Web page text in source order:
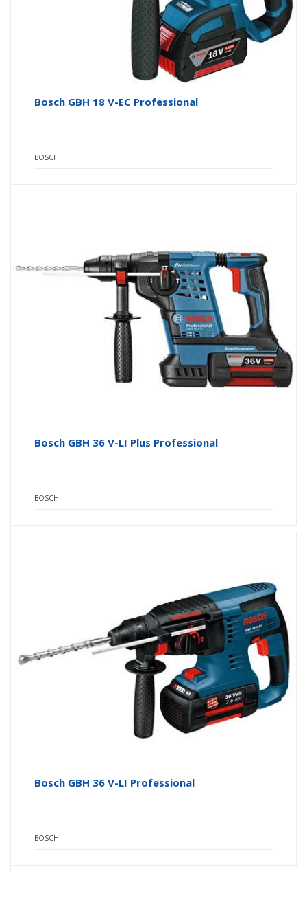
Bosch GBH 18 V-EC Professional
BOSCH
Bosch GBH 36 V-LI Plus Professional
BOSCH
Bosch GBH 36 V-LI Professional
BOSCH